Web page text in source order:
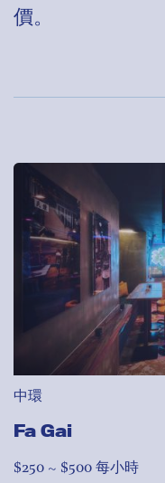
價。
中環
Fa Gai
$250 ~ $500 每小時